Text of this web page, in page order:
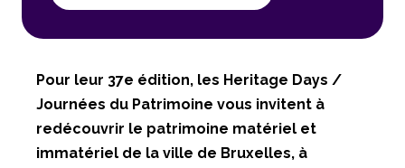
Pour leur 37e édition, les Heritage Days /
Journées du Patrimoine vous invitent à
redécouvrir le patrimoine matériel et
immatériel de la ville de Bruxelles, à